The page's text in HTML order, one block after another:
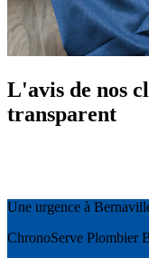
L'avis de nos
transparent
Une urgence à
ChronoServe Plombier